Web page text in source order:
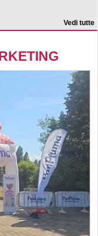
Vedi tutte